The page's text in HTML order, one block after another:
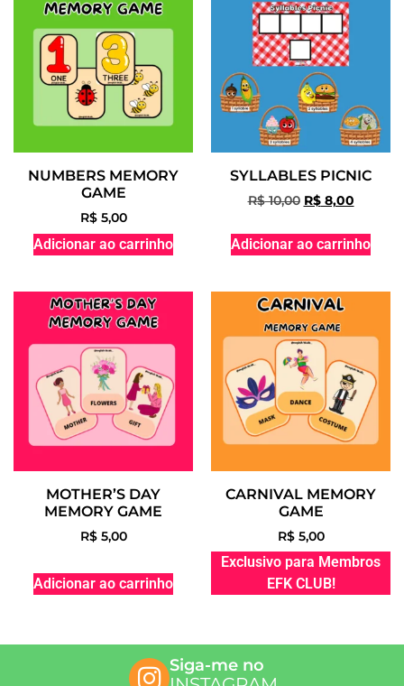
NUMBERS MEMORY
GAME
R$5,00
Adicionar ao carrinho
SYLLABLES PICNIC
R$10,00 R$8,00
Adicionar ao carrinho
MOTHER’S DAY
MEMORY GAME
R$5,00
Adicionar ao carrinho
CARNIVAL MEMORY
GAME
R$5,00
Exclusivo para Membros
EFK CLUB!
Siga-me no